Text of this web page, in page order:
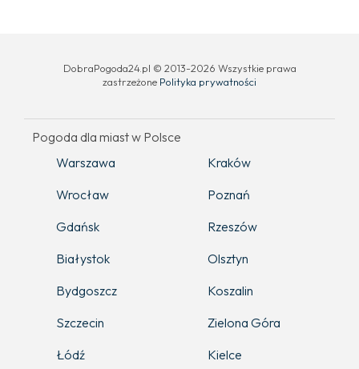
DobraPogoda24.pl © 2013-2026 Wszystkie prawa
zastrzeżone Polityka prywatności
Pogoda dla miast w Polsce
Warszawa
Kraków
Wrocław
Poznań
Gdańsk
Rzeszów
Białystok
Olsztyn
Bydgoszcz
Koszalin
Szczecin
Zielona Góra
Łódź
Kielce